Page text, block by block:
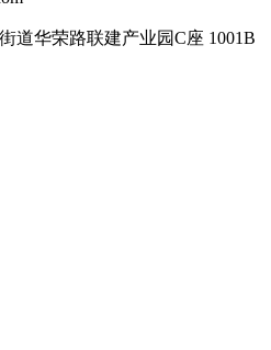
道华荣路联建产业园C座 1001B